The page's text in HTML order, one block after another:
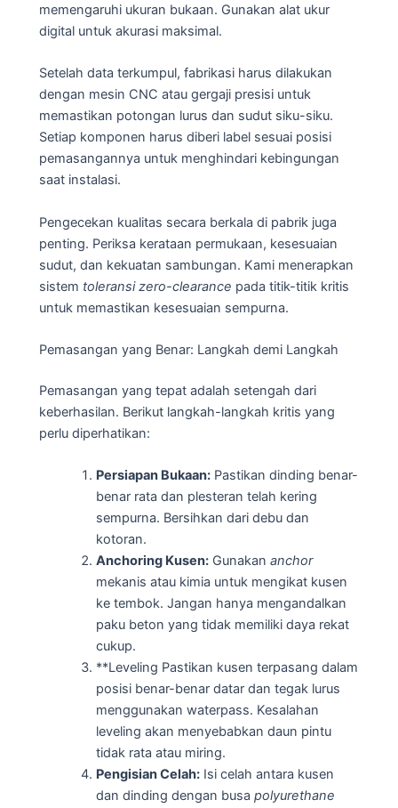
memengaruhi ukuran bukaan. Gunakan alat ukur
digital untuk akurasi maksimal.
Setelah data terkumpul, fabrikasi harus dilakukan
dengan mesin CNC atau gergaji presisi untuk
memastikan potongan lurus dan sudut siku-siku.
Setiap komponen harus diberi label sesuai posisi
pemasangannya untuk menghindari kebingungan
saat instalasi.
Pengecekan kualitas secara berkala di pabrik juga
penting. Periksa kerataan permukaan, kesesuaian
sudut, dan kekuatan sambungan. Kami menerapkan
sistem toleransi zero-clearance pada titik-titik kritis
untuk memastikan kesesuaian sempurna.
Pemasangan yang Benar: Langkah demi Langkah
Pemasangan yang tepat adalah setengah dari
keberhasilan. Berikut langkah-langkah kritis yang
perlu diperhatikan:
Persiapan Bukaan:Pastikan dinding benar-
benar rata dan plesteran telah kering
sempurna. Bersihkan dari debu dan
kotoran.
Anchoring Kusen:Gunakan anchor
mekanis atau kimia untuk mengikat kusen
ke tembok. Jangan hanya mengandalkan
paku beton yang tidak memiliki daya rekat
cukup.
**Leveling Pastikan kusen terpasang dalam
posisi benar-benar datar dan tegak lurus
menggunakan waterpass. Kesalahan
leveling akan menyebabkan daun pintu
tidak rata atau miring.
Pengisian Celah:Isi celah antara kusen
dan dinding dengan busa polyurethane